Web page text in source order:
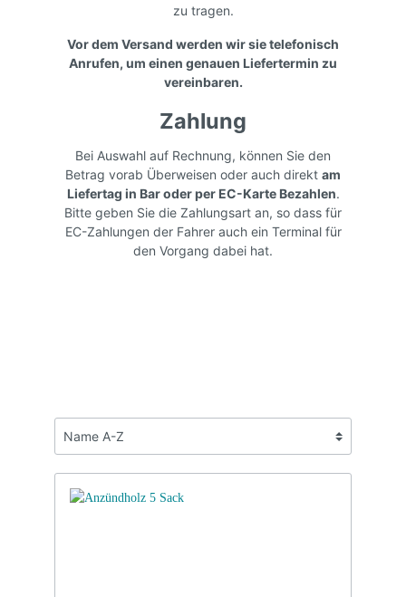
zu tragen.
Vor dem Versand werden wir sie telefonisch
Anrufen, um einen genauen Liefertermin zu
vereinbaren.
Zahlung
Bei Auswahl auf Rechnung, können Sie den
Betrag vorab Überweisen oder auch direkt am
Liefertag in Bar oder per EC-Karte Bezahlen.
Bitte geben Sie die Zahlungsart an, so dass für
EC-Zahlungen der Fahrer auch ein Terminal für
den Vorgang dabei hat.